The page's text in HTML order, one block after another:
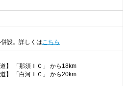
設。詳しくは こちら
】 「那須ＩＣ」 から18km
】 「白河ＩＣ」 から20km